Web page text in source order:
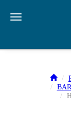
Toggle navigation